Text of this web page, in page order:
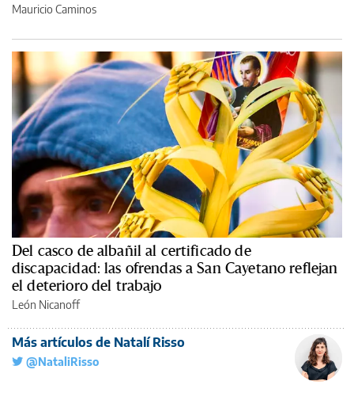
Mauricio Caminos
Del casco de albañil al certificado de
discapacidad: las ofrendas a San Cayetano reflejan
el deterioro del trabajo
León Nicanoff
Más artículos de Natalí Risso
@NataliRisso